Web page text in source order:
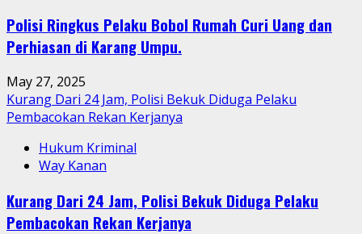
Polisi Ringkus Pelaku Bobol Rumah Curi Uang dan
Perhiasan di Karang Umpu.
May 27, 2025
Kurang Dari 24 Jam, Polisi Bekuk Diduga Pelaku
Pembacokan Rekan Kerjanya
Hukum Kriminal
Way Kanan
Kurang Dari 24 Jam, Polisi Bekuk Diduga Pelaku
Pembacokan Rekan Kerjanya